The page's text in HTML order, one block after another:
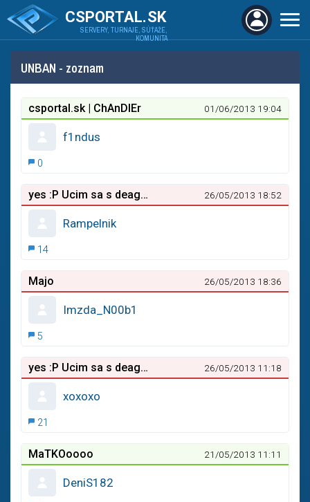
CSPORTAL.SK
SERVERY, TURNAJE, SÚŤAŽE,
KOMUNITA
UNBAN - zoznam
csportal.sk | ChAnDlEr 01/06/2013 19:04
f1ndus
0
yes :P Ucim sa s deaglom 26/05/2013 18:52
Rampelnik
14
Majo 26/05/2013 18:36
Imzda_N00b1
5
yes :P Ucim sa s deaglom 26/05/2013 11:18
xoxoxo
21
MaTKOoooo 21/05/2013 11:11
DeniS182